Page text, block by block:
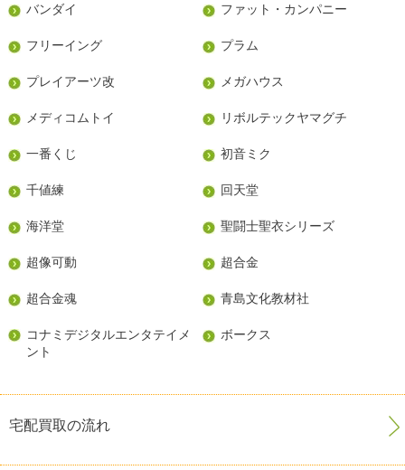
バンダイ ファット・カンパニー
フリーイング プラム
プレイアーツ改 メガハウス
メディコムトイ リボルテックヤマグチ
一番くじ 初音ミク
千値練 回天堂
海洋堂 聖闘士聖衣シリーズ
超像可動 超合金
超合金魂 青島文化教材社
コナミデジタルエンタテイメ
ント
ボークス
宅配買取の流れ